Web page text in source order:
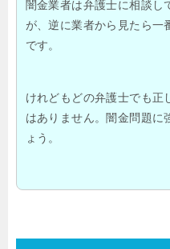
闇金業者は弁護士に相談し
が、逆に業者から見たら一
です。
けれどもどの弁護士でも正
はありません。闇金問題に
ょう。